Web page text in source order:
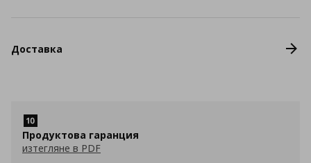
Доставка
Продуктова гаранция
изтегляне в PDF